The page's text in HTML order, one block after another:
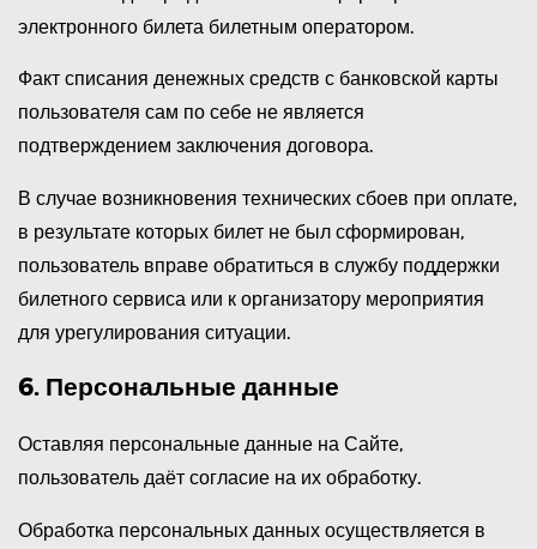
электронного билета билетным оператором.
Факт списания денежных средств с банковской карты
пользователя сам по себе не является
подтверждением заключения договора.
В случае возникновения технических сбоев при оплате,
в результате которых билет не был сформирован,
пользователь вправе обратиться в службу поддержки
билетного сервиса или к организатору мероприятия
для урегулирования ситуации.
6. Персональные данные
Оставляя персональные данные на Сайте,
пользователь даёт согласие на их обработку.
Обработка персональных данных осуществляется в